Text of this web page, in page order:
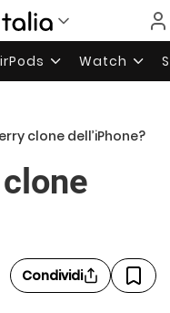
Watch
clone dell’iPhone?
Condividi